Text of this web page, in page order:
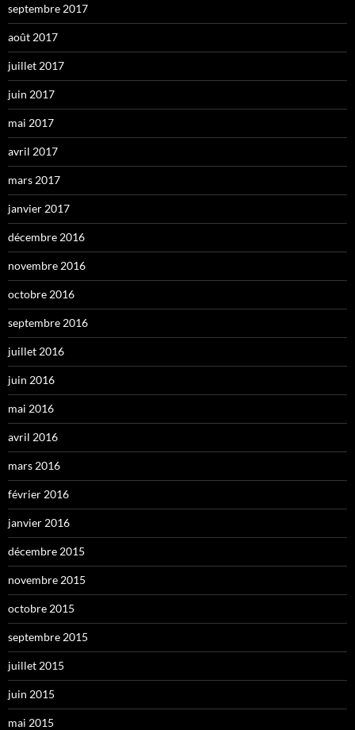
septembre 2017
août 2017
juillet 2017
juin 2017
mai 2017
avril 2017
mars 2017
janvier 2017
décembre 2016
novembre 2016
octobre 2016
septembre 2016
juillet 2016
juin 2016
mai 2016
avril 2016
mars 2016
février 2016
janvier 2016
décembre 2015
novembre 2015
octobre 2015
septembre 2015
juillet 2015
juin 2015
mai 2015